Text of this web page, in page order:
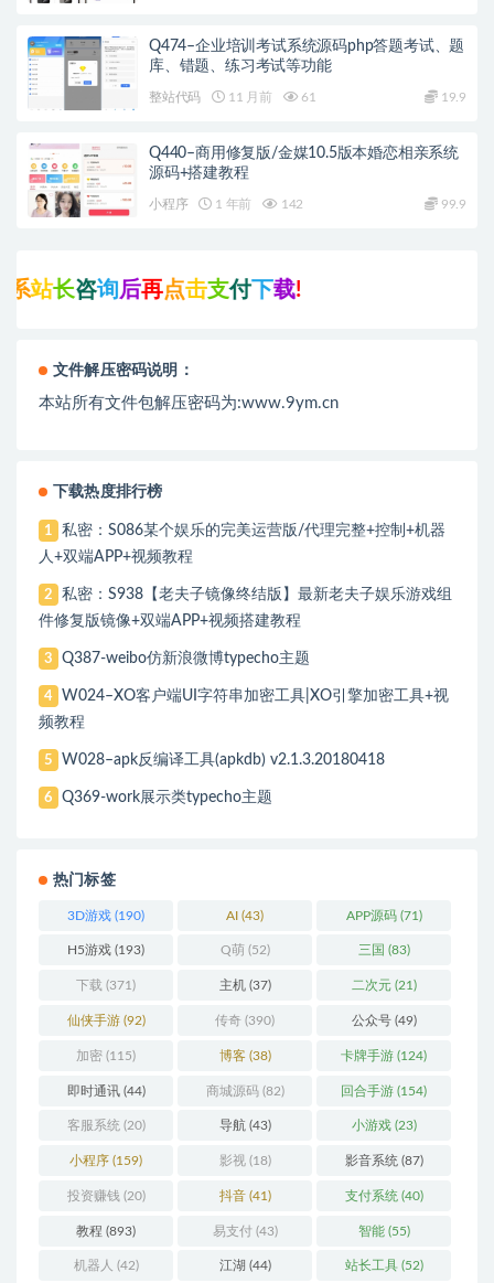
Q474–企业培训考试系统源码php答题考试、题
库、错题、练习考试等功能
整站代码 11 月前 61 19.9
Q440–商用修复版/金媒10.5版本婚恋相亲系统
源码+搭建教程
小程序 1 年前 142 99.9
站长咨询后 再点击支付下载!
文件解压密码说明：
本站所有文件包解压密码为:www.9ym.cn
下载热度排行榜
1
私密：S086某个娱乐的完美运营版/代理完整+控制+机器
人+双端APP+视频教程
2
私密：S938【老夫子镜像终结版】最新老夫子娱乐游戏组
件修复版镜像+双端APP+视频搭建教程
3 Q387-weibo仿新浪微博typecho主题
4
W024–XO客户端UI字符串加密工具|XO引擎加密工具+视
频教程
5 W028–apk反编译工具(apkdb) v2.1.3.20180418
6 Q369-work展示类typecho主题
热门标签
3D游戏 (190) AI (43) APP源码(71)
H5游戏 (193) Q萌 (52) 三国 (83)
下载 (371) 主机(37) 二次元(21)
仙侠手游(92) 传奇 (390) 公众号(49)
加密 (115) 博客(38) 卡牌手游 (124)
即时通讯(44) 商城源码(82) 回合手游 (154)
客服系统 (20) 导航(43) 小游戏(23)
小程序 (159) 影视(18) 影音系统 (87)
投资赚钱 (20) 抖音(41) 支付系统 (40)
教程 (893) 易支付(43) 智能(55)
机器人 (42) 江湖 (44) 站长工具(52)